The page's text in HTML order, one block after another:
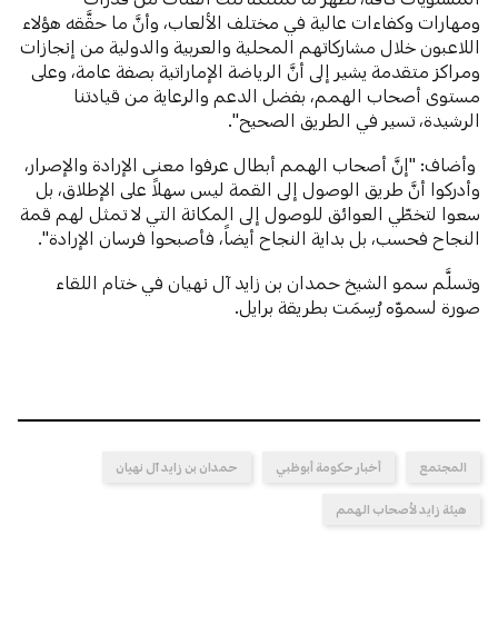
ومهارات وكفاءات عالية في مختلف الألعاب، وأنَّ ما حقَّقه هؤلاء
اللاعبون خلال مشاركاتهم المحلية والعربية والدولية من إنجازات
ومراكز متقدمة يشير إلى أنَّ الرياضة الإماراتية بصفة عامة، وعلى
مستوى أصحاب الهمم، بفضل الدعم والرعاية من قيادتنا
الرشيدة، تسير في الطريق الصحيح".
وأضاف: "إنَّ أصحاب الهمم أبطال عرفوا معنى الإرادة والإصرار،
وأدركوا أنَّ طريق الوصول إلى القمة ليس سهلاً على الإطلاق، بل
سعوا لتخطّي العوائق للوصول إلى المكانة التي لا تمثل لهم قمة
النجاح فحسب، بل بداية النجاح أيضاً، فأصبحوا فرسان الإرادة".
وتسلَّم سمو الشيخ حمدان بن زايد آل نهيان في ختام اللقاء
صورة لسموّه رُسِمَت بطريقة برايل.
المجتمع أخبار حكومة أبوظبي حمدان بن زايد آل نهيان
هيئة زايد لأصحاب الهمم